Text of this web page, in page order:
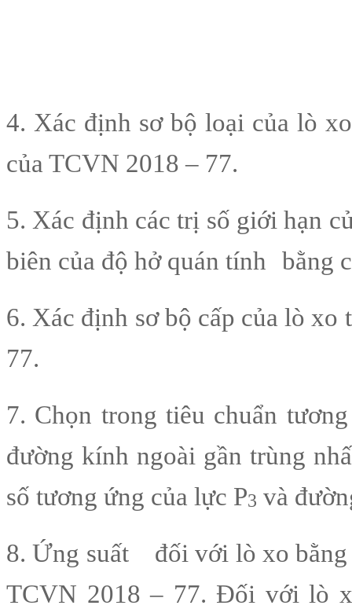
4. Xác định sơ bộ loại của lò
của TCVN 2018 – 77.
5. Xác định các trị số giới hạn
biên của độ hở quán tính
bằng
6. Xác định sơ bộ cấp của lò xo
77.
7. Chọn trong tiêu chuẩn
đường kính ngoài gần trùng
số tương ứng của lực P3 và
8. Ứng suất
đối với lò xo
TCVN 2018 – 77. Đối với lò